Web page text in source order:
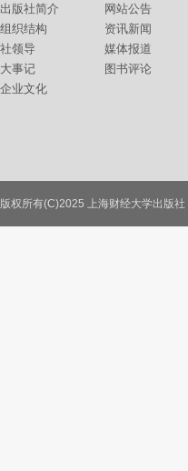
出版社简介
组织结构
社领导
大事记
企业文化
网站公告
资讯新闻
媒体报道
图书评论
联系我们
版权所有(C)2025 上海财经大学出版社